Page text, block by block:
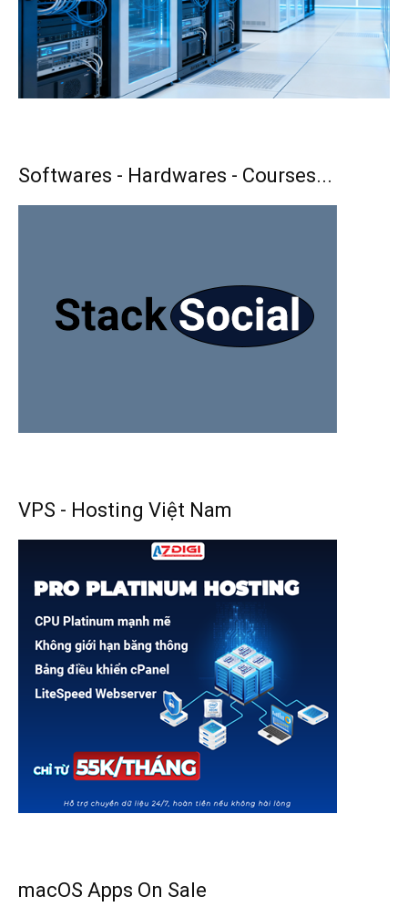
Softwares - Hardwares - Courses...
VPS - Hosting Việt Nam
macOS Apps On Sale